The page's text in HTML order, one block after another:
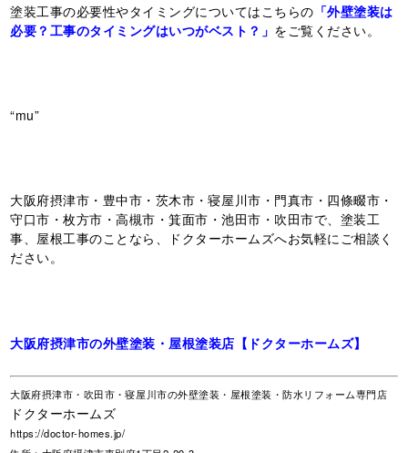
塗装工事の必要性やタイミングについてはこちらの 「外壁塗装は
必要？工事のタイミングはいつがベスト？」 をご覧ください。
“mu”
大阪府摂津市・豊中市・茨木市・寝屋川市・門真市・四條畷市・
守口市・枚方市・高槻市・箕面市・池田市・吹田市で、塗装工
事、屋根工事のことなら、ドクターホームズへお気軽にご相談く
ださい。
大阪府摂津市の外壁塗装・屋根塗装店【ドクターホームズ】
大阪府摂津市・吹田市・寝屋川市の外壁塗装・屋根塗装・防水リフォーム専門店
ドクターホームズ
https://doctor-homes.jp/